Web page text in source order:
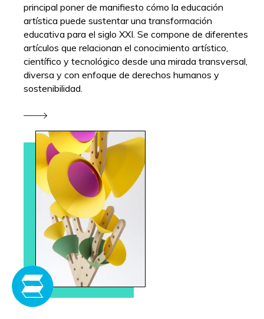
principal poner de manifiesto cómo la educación
artística puede sustentar una transformación
educativa para el siglo XXI. Se compone de diferentes
artículos que relacionan el conocimiento artístico,
científico y tecnológico desde una mirada transversal,
diversa y con enfoque de derechos humanos y
sostenibilidad.